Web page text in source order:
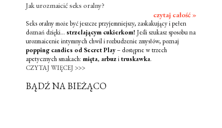
Jak urozmaicić seks oralny?
czytaj całość »
Seks oralny może być jeszcze przyjemniejszy, zaskakujący i pełen
doznań dzięki... strzelającym cukierkom! Jeśli szukasz sposobu na
urozmaicenie intymnych chwil i rozbudzenie zmysłów, poznaj
popping candies od Secret Play– dostępne w trzech
apetycznych smakach: mięta, arbuzitruskawka.
CZYTAJ WIĘCEJ >>>
BĄDŹ NA BIEŻĄCO